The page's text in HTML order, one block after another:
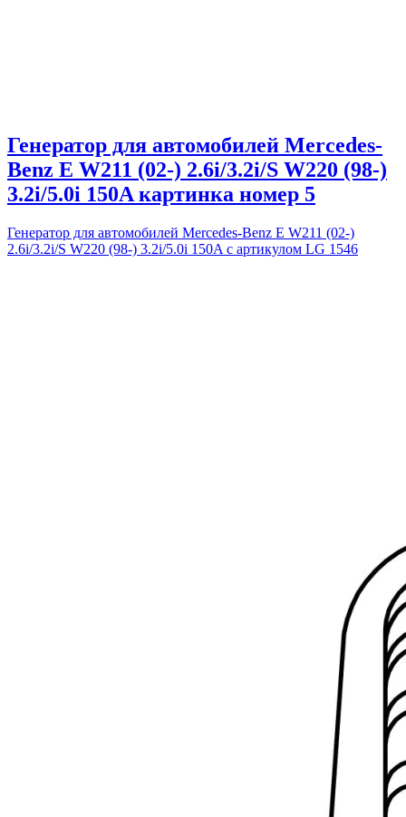
Генератор для автомобилей Mercedes-
Benz E W211 (02-) 2.6i/3.2i/S W220 (98-)
3.2i/5.0i 150A картинка номер 5
Генератор для автомобилей Mercedes-Benz E W211 (02-)
2.6i/3.2i/S W220 (98-) 3.2i/5.0i 150A с артикулом LG 1546